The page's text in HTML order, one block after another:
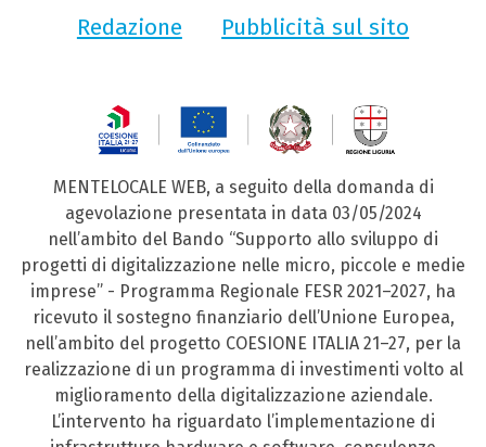
Redazione
Pubblicità sul sito
MENTELOCALE WEB, a seguito della domanda di
agevolazione presentata in data 03/05/2024
nell’ambito del Bando “Supporto allo sviluppo di
progetti di digitalizzazione nelle micro, piccole e medie
imprese” - Programma Regionale FESR 2021–2027, ha
ricevuto il sostegno finanziario dell’Unione Europea,
nell’ambito del progetto COESIONE ITALIA 21–27, per la
realizzazione di un programma di investimenti volto al
miglioramento della digitalizzazione aziendale.
L’intervento ha riguardato l’implementazione di